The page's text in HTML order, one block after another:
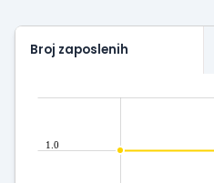
Broj zaposlenih
1.0